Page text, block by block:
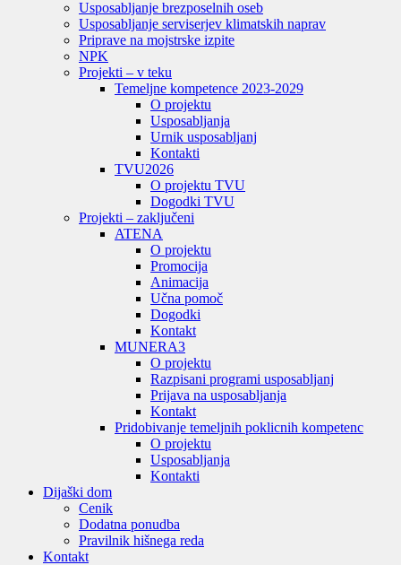
Usposabljanje brezposelnih oseb
Usposabljanje serviserjev klimatskih naprav
Priprave na mojstrske izpite
NPK
Projekti – v teku
Temeljne kompetence 2023-2029
O projektu
Usposabljanja
Urnik usposabljanj
Kontakti
TVU2026
O projektu TVU
Dogodki TVU
Projekti – zaključeni
ATENA
O projektu
Promocija
Animacija
Učna pomoč
Dogodki
Kontakt
MUNERA3
O projektu
Razpisani programi usposabljanj
Prijava na usposabljanja
Kontakt
Pridobivanje temeljnih poklicnih kompetenc
O projektu
Usposabljanja
Kontakti
Dijaški dom
Cenik
Dodatna ponudba
Pravilnik hišnega reda
Kontakt